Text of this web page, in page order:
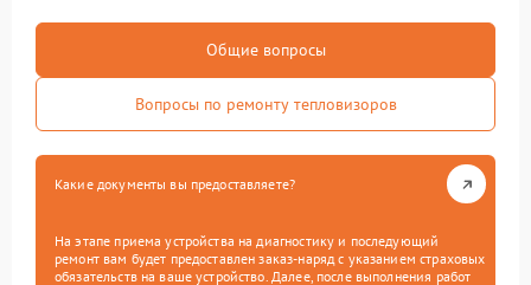
Общие вопросы
Вопросы по ремонту тепловизоров
Какие документы вы предоставляете?
На этапе приема устройства на диагностику и последующий
ремонт вам будет предоставлен заказ-наряд с указанием страховых
обязательств на ваше устройство. Далее, после выполнения работ